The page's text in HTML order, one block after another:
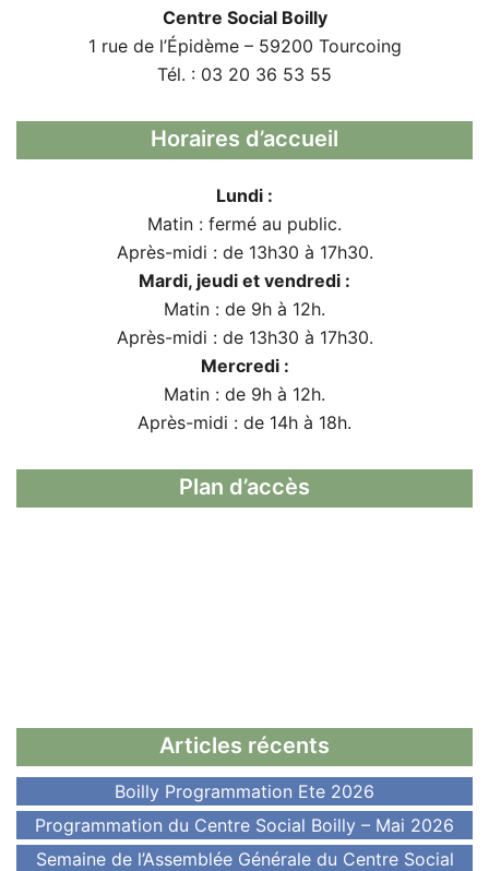
Centre Social Boilly
1 rue de l’Épidème – 59200 Tourcoing
Tél. : 03 20 36 53 55
Horaires d’accueil
Lundi :
Matin : fermé au public.
Après-midi : de 13h30 à 17h30.
Mardi, jeudi et vendredi :
Matin : de 9h à 12h.
Après-midi : de 13h30 à 17h30.
Mercredi :
Matin : de 9h à 12h.
Après-midi : de 14h à 18h.
Plan d’accès
Articles récents
Boilly Programmation Ete 2026
Programmation du Centre Social Boilly – Mai 2026
Semaine de l’Assemblée Générale du Centre Social